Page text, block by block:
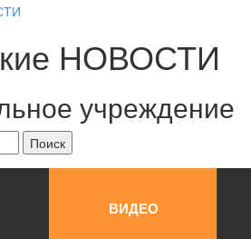
НОВОСТИ
учреждение
ВИДЕО